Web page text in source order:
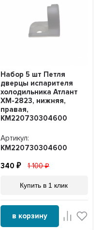
Набор 5 шт Петля
дверцы испарителя
холодильника Атлант
ХМ-2823, нижняя,
правая,
KM220730304600
Артикул:
KM220730304600
340 1 100
Купить в 1 клик
в корзину